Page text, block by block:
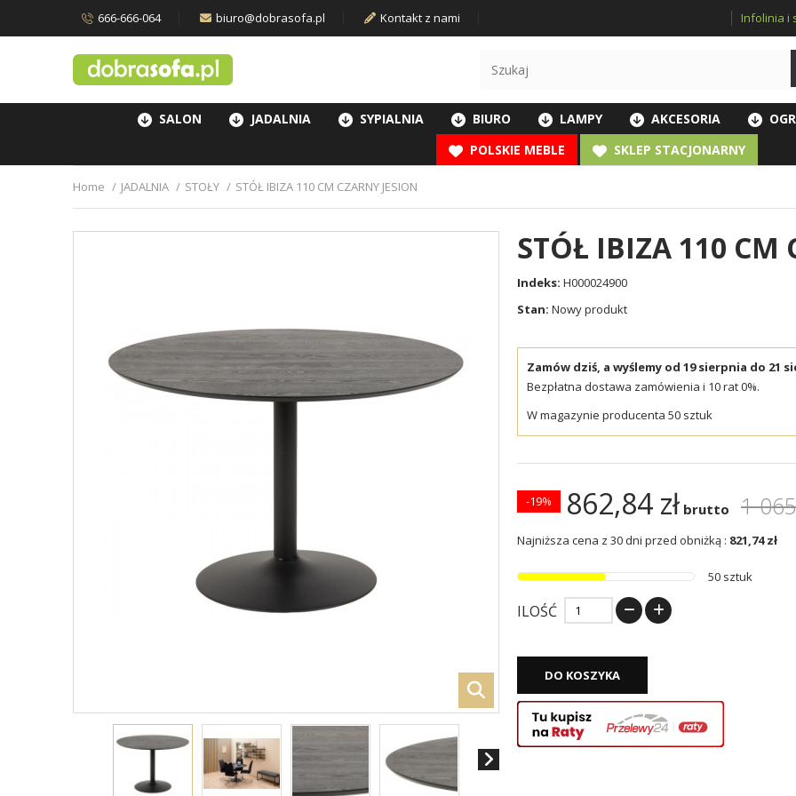
666-666-064 biuro@dobrasofa.pl Kontakt z nami Infolinia i
SALON JADALNIA SYPIALNIA BIURO LAMPY AKCESORIA
POLSKIE MEBLE
SKLEP STACJONARNY
Home JADALNIA STOŁY STÓŁ IBIZA 110 CM CZARNY JESION
STÓŁ IBIZA 110 CM
Indeks: H000024900
Stan: Nowy produkt
Zamów dziś, a wyślemy od 19 sierpnia do 21
Bezpłatna dostawa zamówienia i 10 rat 0%.
W magazynie producenta 50 sztuk
862,84 zł brutto 1
-19%
Najniższa cena z 30 dni przed obniżką : 821,74 zł
50 sztuk
ILOŚĆ
DO KOSZYKA